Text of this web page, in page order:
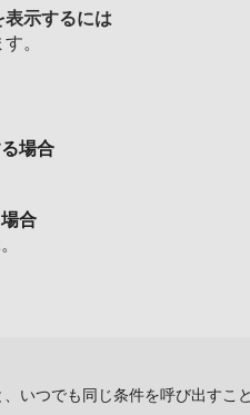
示するには
。
場合
合
いつでも同じ条件を呼び出すこ